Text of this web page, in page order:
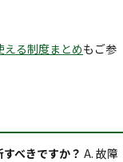
る制度まとめもご参
べきですか？ A. 故障